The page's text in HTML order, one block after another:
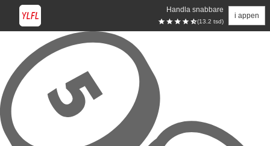
Handla snabbare
(13.2 tsd)
i appen
Hoppa till huvudinnehåll